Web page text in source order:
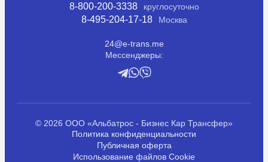
8-800-200-3338 круглосуточно
8-495-204-17-18 Москва
24@e-trans.me
Мессенджеры:
© 2026 ООО «Альбатрос - Бизнес Кар Трансфер»
Политика конфиденциальности
Публичная оферта
Использование файлов Cookie